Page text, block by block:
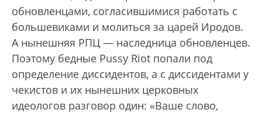
обновленцами, согласившимися работать с
большевиками и молиться за царей Иродов.
А нынешняя РПЦ — наследница обновленцев.
Поэтому бедные Pussy Riot попали под
определение диссидентов, а с диссидентами у
чекистов и их нынешних церковных
идеологов разговор один: «Ваше слово,